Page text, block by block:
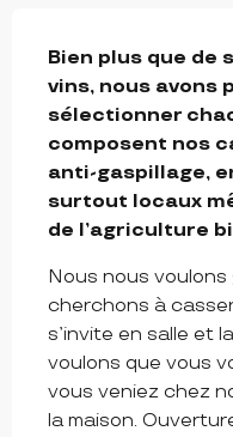
Bien plus que de
vins, nous avons
sélectionner
composent nos
anti-gaspillage,
surtout locaux
de l’agriculture
Nous nous
cherchons à
s’invite en salle et
voulons que vous
vous veniez chez
la maison.